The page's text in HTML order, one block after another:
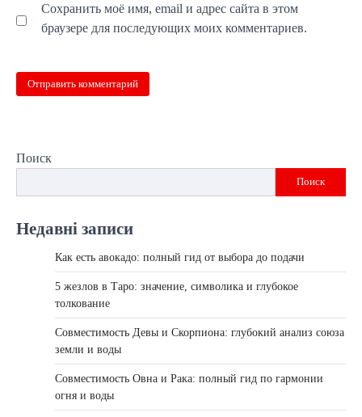
Сохранить моё имя, email и адрес сайта в этом
браузере для последующих моих комментариев.
Поиск
Поиск
Недавні записи
Как есть авокадо: полный гид от выбора до подачи
5 жезлов в Таро: значение, символика и глубокое
толкование
Совместимость Девы и Скорпиона: глубокий анализ союза
земли и воды
Совместимость Овна и Рака: полный гид по гармонии
огня и воды